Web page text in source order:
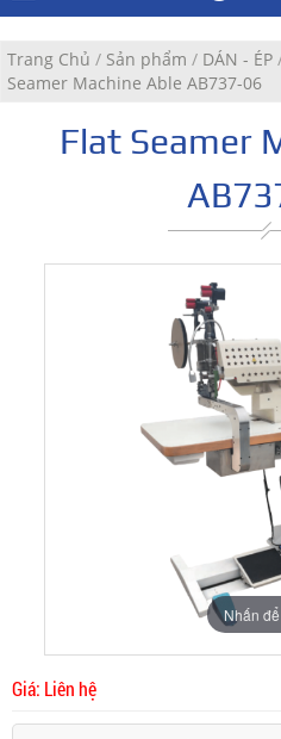
Trang Chủ / Sản phẩm / DÁN - ÉP
Seamer Machine Able AB737-06
Flat Seamer
Nhấn
Giá: Liên hệ